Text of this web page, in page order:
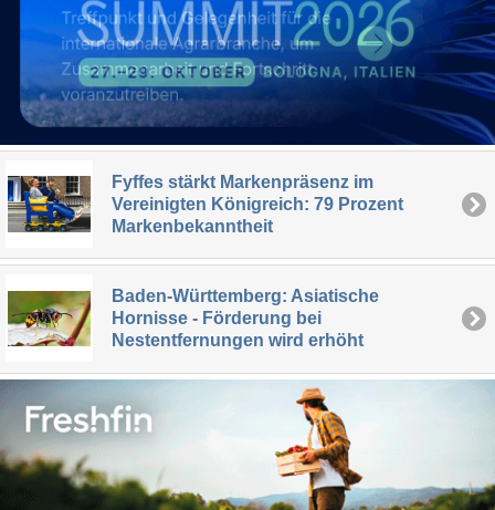
Fyffes stärkt Markenpräsenz im
Vereinigten Königreich: 79 Prozent
Markenbekanntheit
Baden-Württemberg: Asiatische
Hornisse - Förderung bei
Nestentfernungen wird erhöht